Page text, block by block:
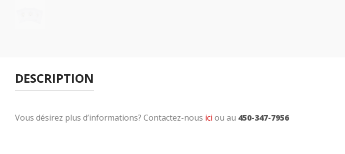
DESCRIPTION
Vous désirez plus d’informations? Contactez-nous ici ou au 450-347-7956